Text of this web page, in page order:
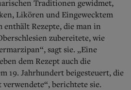
Traditionen gewidmet,
Likören und Eingewecktem
Rezepte, die man in
zubereitete, wie
sagt sie. „Eine
dem Rezept auch die
19. Jahrhundert beigesteuert, die
berichtete sie.